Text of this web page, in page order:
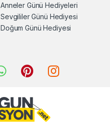
Anneler Günü Hediyeleri
Sevgililer Günü Hediyesi
Doğum Günü Hediyesi